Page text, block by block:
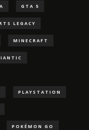
GTA 5
LEGACY
MINECRAFT
PLAYSTATION
POKÉMON GO